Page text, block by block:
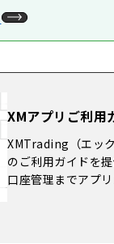
XMアプリご利
XMTrading（エッ
のご利用ガイドを
口座管理までアプ